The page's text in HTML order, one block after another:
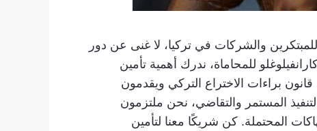
والشركات في تركيا، لا غنى عن دور
للمحاماة، ندرك أهمية تأمين
براءات الاختراع التركي ويقدمون
المستمر والتقاضي، نحن ملتزمون
المحتملة. كن شريكًا معنا لتأمين